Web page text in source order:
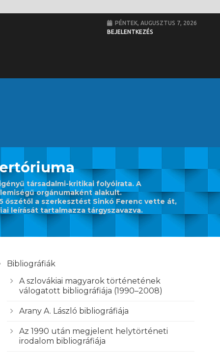
PÉNTEK, AUGUSZTUS 7, 2026
BEJELENTKEZÉS
társadalmi-kritikai folyóirata. A
orgánumaként alakult.
őszétől a szerkesztést Sinkó Ferenc vette át,
leírását tartalmazza tárgyszavazva.
Bibliográfiák
A szlovákiai magyarok történetének
válogatott bibliográfiája (1990–2008)
Arany A. László bibliográfiája
Az 1990 után megjelent helytörténeti
irodalom bibliográfiája